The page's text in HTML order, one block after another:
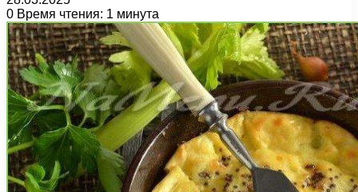
0 Время чтения: 1 минута